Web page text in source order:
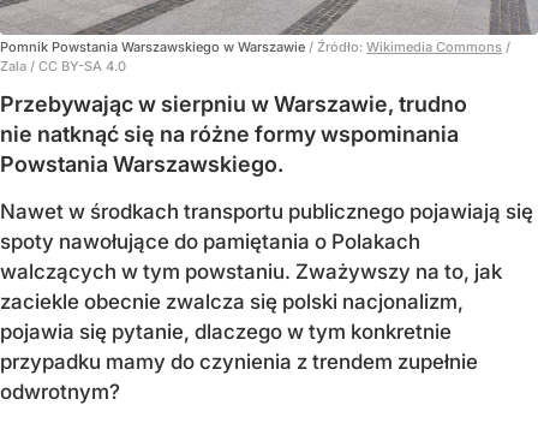
Pomnik Powstania Warszawskiego w Warszawie / Źródło: Wikimedia Commons /
Zala / CC BY-SA 4.0
Przebywając w sierpniu w Warszawie, trudno
nie natknąć się na różne formy wspominania
Powstania Warszawskiego.
Nawet w środkach transportu publicznego pojawiają się
spoty nawołujące do pamiętania o Polakach
walczących w tym powstaniu. Zważywszy na to, jak
zaciekle obecnie zwalcza się polski nacjonalizm,
pojawia się pytanie, dlaczego w tym konkretnie
przypadku mamy do czynienia z trendem zupełnie
odwrotnym?